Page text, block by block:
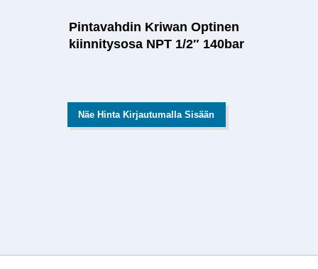
Pintavahdin Kriwan Optinen
kiinnitysosa NPT 1/2″ 140bar
Näe Hinta Kirjautumalla Sisään